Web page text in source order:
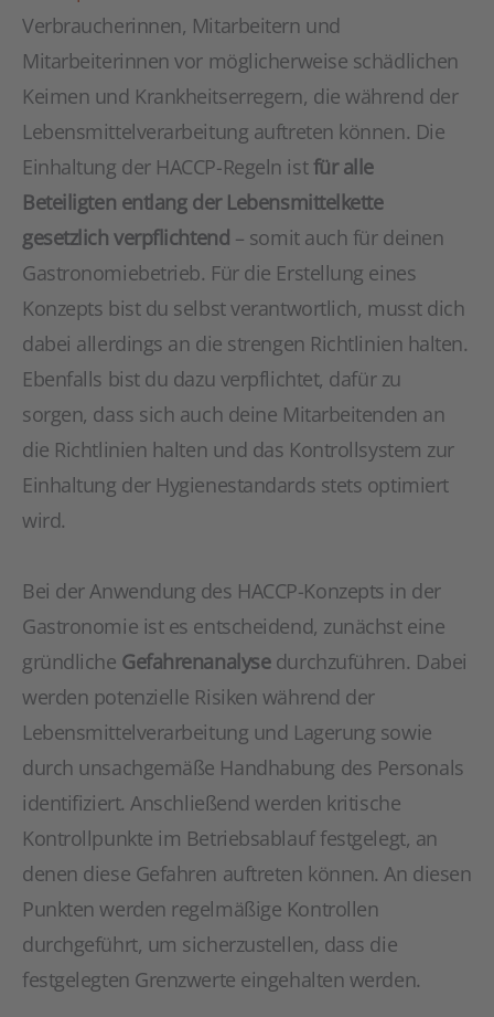
Verbraucherinnen, Mitarbeitern und
Mitarbeiterinnen vor möglicherweise schädlichen
Keimen und Krankheitserregern, die während der
Lebensmittelverarbeitung auftreten können. Die
Einhaltung der HACCP-Regeln istfür alle
Beteiligten entlang der Lebensmittelkette
gesetzlich verpflichtend – somit auch für deinen
Gastronomiebetrieb. Für die Erstellung eines
Konzepts bist du selbst verantwortlich, musst dich
dabei allerdings an die strengen Richtlinien halten.
Ebenfalls bist du dazu verpflichtet, dafür zu
sorgen, dass sich auch deine Mitarbeitenden an
die Richtlinien halten und das Kontrollsystem zur
Einhaltung der Hygienestandards stets optimiert
wird.
Bei der Anwendung des HACCP-Konzepts in der
Gastronomie ist es entscheidend, zunächst eine
gründliche Gefahrenanalysedurchzuführen. Dabei
werden potenzielle Risiken während der
Lebensmittelverarbeitung und Lagerung sowie
durch unsachgemäße Handhabung des Personals
identifiziert. Anschließend werden kritische
Kontrollpunkte im Betriebsablauf festgelegt, an
denen diese Gefahren auftreten können. An diesen
Punkten werden regelmäßige Kontrollen
durchgeführt, um sicherzustellen, dass die
festgelegten Grenzwerte eingehalten werden.